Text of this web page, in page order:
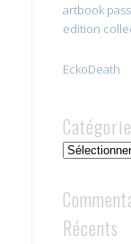
artbook
edition
EckoDeath
Catégories
Récents